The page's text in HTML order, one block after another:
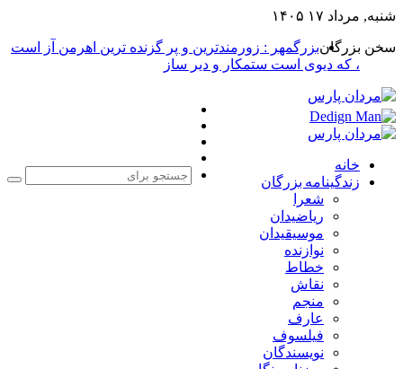
شنبه, مرداد ۱۷ ۱۴۰۵
سخن بزرگانبزرگمهر : زورمندترین و پر گزنده ترین اهرمن آز است
، که دیوی است ستمکار و دیر ساز
خانه
زندگینامه بزرگان
شعرا
ریاضیدان
موسیقیدان
نوازنده
خطاط
نقاش
منجم
عارف
فیلسوف
نویسندگان